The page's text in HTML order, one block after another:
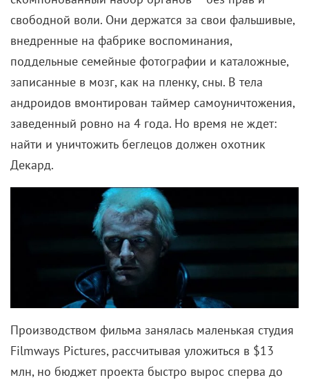
свободной воли. Они держатся за свои фальшивые,
внедренные на фабрике воспоминания,
поддельные семейные фотографии и каталожные,
записанные в мозг, как на пленку, сны. В тела
андроидов вмонтирован таймер самоуничтожения,
заведенный ровно на 4 года. Но время не ждет:
найти и уничтожить беглецов должен охотник
Декард.
Производством фильма занялась маленькая студия
Filmways Pictures, рассчитывая уложиться в $13
млн, но бюджет проекта быстро вырос сперва до